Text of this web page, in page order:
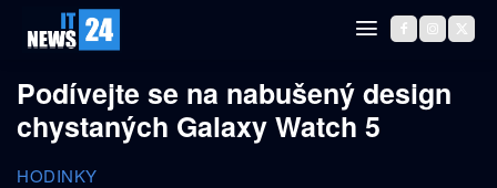
Podívejte se na nabušený design
chystaných Galaxy Watch 5
HODINKY